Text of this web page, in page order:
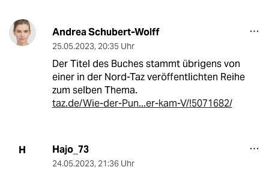
Andrea Schubert-Wolff
25.05.2023, 20:35 Uhr
Der Titel des Buches stammt übrigens von
einer in der Nord-Taz veröffentlichten Reihe
zum selben Thema.
taz.de/Wie-der-Pun...er-kam-V/!5071682/
H Hajo_73
24.05.2023, 21:36 Uhr